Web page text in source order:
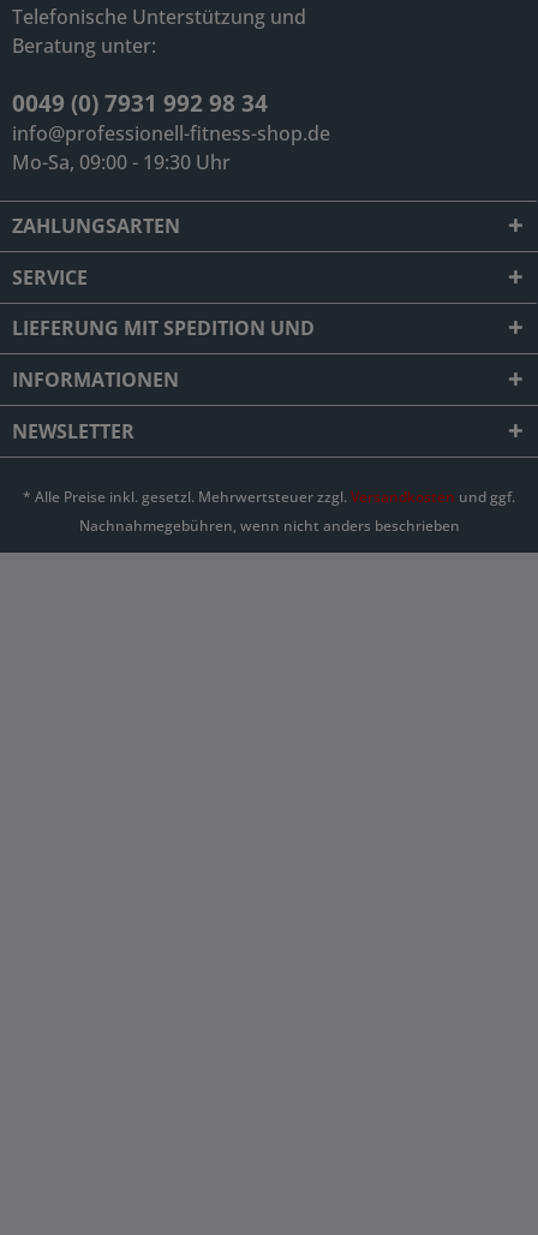
Telefonische Unterstützung und
Beratung unter:
0049 (0) 7931 992 98 34
info@professionell-fitness-shop.de
Mo-Sa, 09:00 - 19:30 Uhr
ZAHLUNGSARTEN
SERVICE
LIEFERUNG MIT SPEDITION UND
INFORMATIONEN
NEWSLETTER
* Alle Preise inkl. gesetzl. Mehrwertsteuer zzgl. Versandkosten und ggf.
Nachnahmegebühren, wenn nicht anders beschrieben